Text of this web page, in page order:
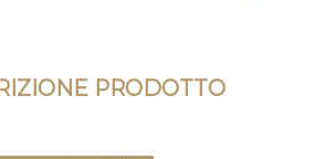
PRODOTTO